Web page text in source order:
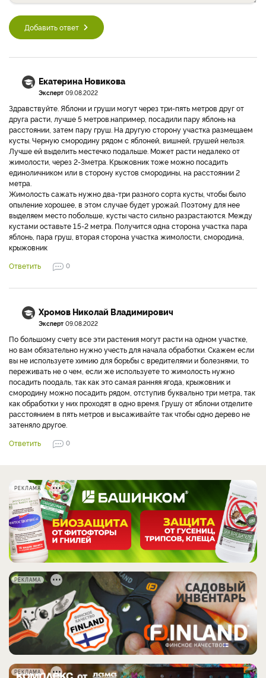
Добавить ответ
Екатерина Новикова
Эксперт 09.08.2022
Здравствуйте. Яблони и груши могут через три-пять метров друг от
друга расти, лучше 5 метров.например, посадили пару яблонь на
расстоянии, затем пару груш. На другую сторону участка размещаем
кусты. Черную смородину рядом с яблоней, вишней, грушей нельзя.
Лучше ей выделить местечко подальше. Может расти недалеко от
жимолости, через 2-3метра. Крыжовник тоже можно посадить
единоличником или в сторону кустов смородины, на расстоянии 2
метра.
Жимолость сажать нужно два-три разного сорта кусты, чтобы было
опыление хорошее, в этом случае будет урожай. Поэтому для нее
выделяем место побольше, кусты часто сильно разрастаются. Между
кустами оставьте 1.5-2 метра. Получится одна сторона участка пара
яблонь, пара груш, вторая сторона участка жимолости, смородина,
крыжовник
Ответить
0
Хромов Николай Владимирович
Эксперт 09.08.2022
По большому счету все эти растения могут расти на одном участке,
но вам обязательно нужно учесть для начала обработки. Скажем если
вы не используете химию для борьбы с вредителями и болезнями, то
переживать не о чем, если же используете то жимолость нужно
посадить поодаль, так как это самая ранняя ягода, крыжовник и
смородину можно посадить рядом, отступив буквально три метра, так
как обработки у них проходят в одно время. Грушу от яблони отделите
расстоянием в пять метров и высаживайте так чтобы одно дерево не
затеняло другое.
Ответить
0
РЕКЛАМА
РЕКЛАМА
РЕКЛАМА